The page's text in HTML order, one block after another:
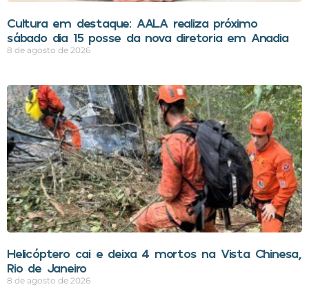
Cultura em destaque: AALA realiza próximo
sábado dia 15 posse da nova diretoria em Anadia
8 de agosto de 2026
Helicóptero cai e deixa 4 mortos na Vista Chinesa,
Rio de Janeiro
8 de agosto de 2026